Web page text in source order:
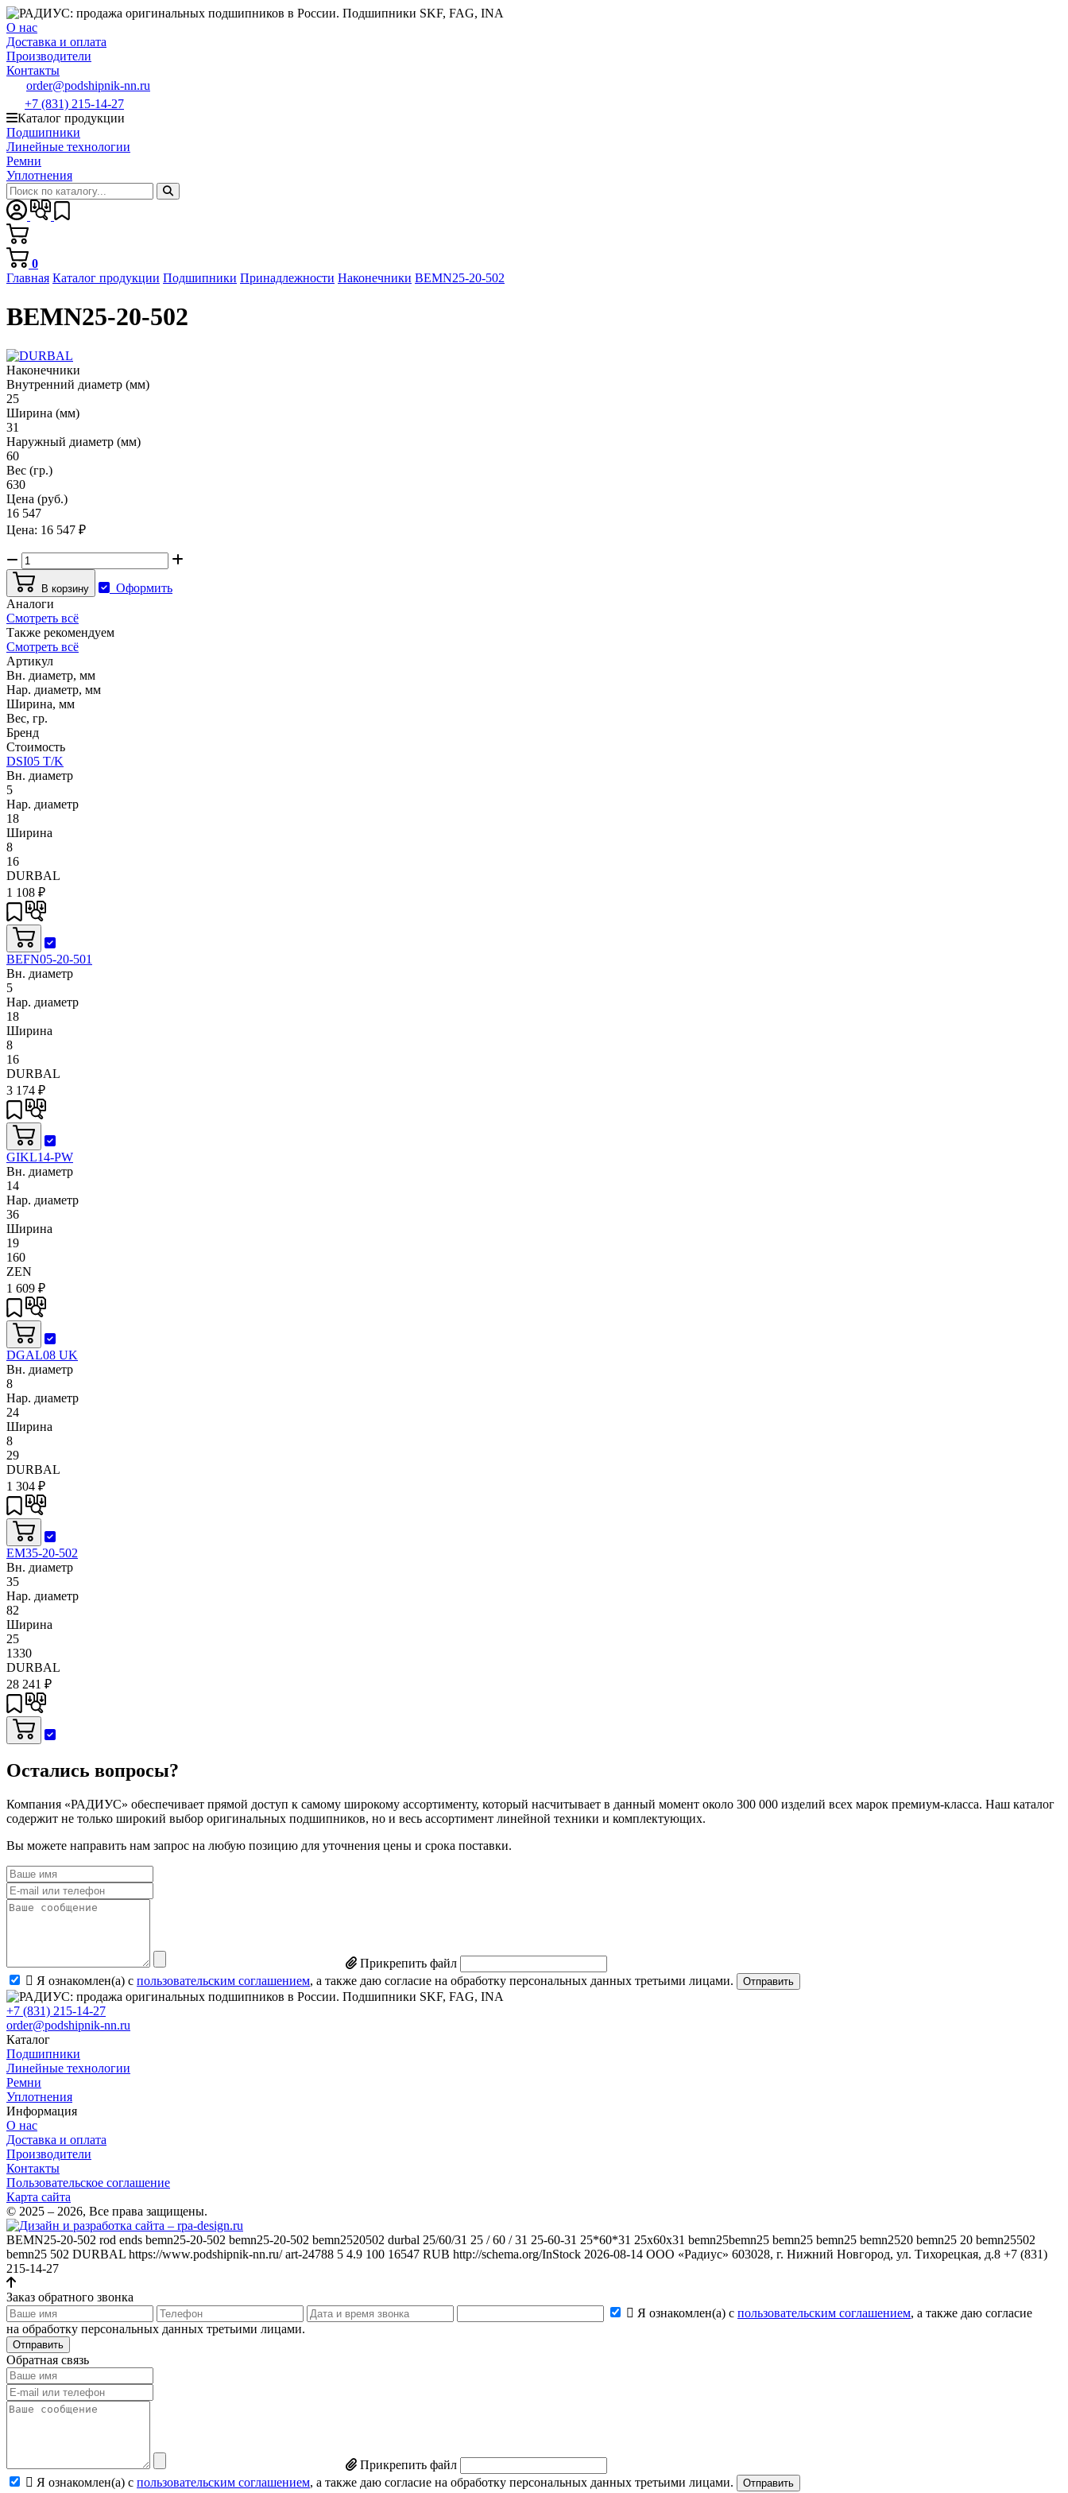
О нас
Доставка и оплата
Производители
Контакты
order@podshipnik-nn.ru
+7 (831) 215-14-27
Каталог продукции
Подшипники
Линейные технологии
Ремни
Уплотнения
0
Главная Каталог продукции Подшипники Принадлежности Наконечники BEMN25-20-502
BEMN25-20-502
Наконечники
Внутренний диаметр (мм)
25
Ширина (мм)
31
Наружный диаметр (мм)
60
Вес (гр.)
630
Цена (руб.)
16 547
Цена: 16 547 ₽
В корзину
Оформить
Аналоги
Смотреть всё
Также рекомендуем
Смотреть всё
Артикул
Вн. диаметр, мм
Нар. диаметр, мм
Ширина, мм
Вес, гр.
Бренд
Стоимость
DSI05 T/K
Вн. диаметр
5
Нар. диаметр
18
Ширина
8
16
DURBAL
1 108 ₽
BEFN05-20-501
Вн. диаметр
5
Нар. диаметр
18
Ширина
8
16
DURBAL
3 174 ₽
GIKL14-PW
Вн. диаметр
14
Нар. диаметр
36
Ширина
19
160
ZEN
1 609 ₽
DGAL08 UK
Вн. диаметр
8
Нар. диаметр
24
Ширина
8
29
DURBAL
1 304 ₽
EM35-20-502
Вн. диаметр
35
Нар. диаметр
82
Ширина
25
1330
DURBAL
28 241 ₽
Остались вопросы?
Компания «РАДИУС» обеспечивает прямой доступ к самому широкому ассортименту, который насчитывает в данный момент около 300 000 изделий всех марок премиум-класса. Наш каталог
содержит не только широкий выбор оригинальных подшипников, но и весь ассортимент линейной техники и комплектующих.
Вы можете направить нам запрос на любую позицию для уточнения цены и срока поставки.
Прикрепить файл
Я ознакомлен(а) с пользовательским соглашением, а также даю согласие на обработку персональных данных третьими лицами. Отправить
+7 (831) 215-14-27
order@podshipnik-nn.ru
Каталог
Подшипники
Линейные технологии
Ремни
Уплотнения
Информация
О нас
Доставка и оплата
Производители
Контакты
Пользовательское соглашение
Карта сайта
© 2025 – 2026, Все права защищены.
BEMN25-20-502 rod ends bemn25-20-502 bemn25-20-502 bemn2520502 durbal 25/60/31 25 / 60 / 31 25-60-31 25*60*31 25x60x31 bemn25bemn25 bemn25 bemn25 bemn2520 bemn25 20 bemn25502
bemn25 502 DURBAL https://www.podshipnik-nn.ru/ art-24788 5 4.9 100 16547 RUB http://schema.org/InStock 2026-08-14 ООО «Радиус» 603028, г. Нижний Новгород, ул. Тихорецкая, д.8 +7 (831)
215-14-27
Заказ обратного звонка
Я ознакомлен(а) с пользовательским соглашением, а также даю согласие
на обработку персональных данных третьими лицами.
Отправить
Обратная связь
Прикрепить файл
Я ознакомлен(а) с пользовательским соглашением, а также даю согласие на обработку персональных данных третьими лицами. Отправить